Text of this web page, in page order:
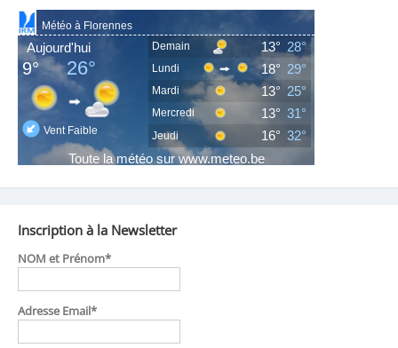
Inscription à la Newsletter
NOM et Prénom*
Adresse Email*